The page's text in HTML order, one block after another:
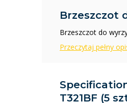
Brzeszczot
Brzeszczot do
Przeczytaj pełny
T321BF (5